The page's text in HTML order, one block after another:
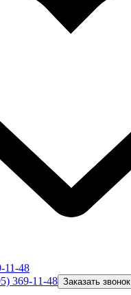
11-48
369-11-48 Заказать звонок